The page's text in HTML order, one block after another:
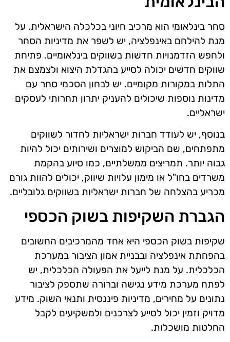
סחר בינלאומי הוא מרכיב חיוני בכלכלה הישראלית. על
מנת להילחם באינפלציה, יש לשפר את מדיניות הסחר
ולחפש הזדמנויות חדשות בשווקים בינלאומיים. פתיחת
שווקים חדשים יכולה לסייע בהגדלת היצוא ולצמצם את
התלות במקורות מקומיים. יש לבחון הסכמי סחר עם
מדינות נוספות שיכולים להעניק יתרון תחרותי לעסקים
ישראליים.
בנוסף, יש לעודד חברות ישראליות לחדור לשווקים
מתפתחים, שם הביקוש למוצרים ושירותים יכול להיות
גבוה יותר. תמריצים ממשלתיים, כמו סיוע בהקמת
משרדים בחו"ל או מימון עלויות שיווק, יכולים להוות גורם
מכריע בהצלחה של חברות ישראליות בשווקים גלובליים.
הגברת השקיפות בשוק הכספי
שקיפות בשוק הכספי היא אחד מהמרכיבים החשובים
בהפחתת אינפלציה ובבניית אמון הציבור במערכת
הכלכלית. על מנת לייעל את הפעולה הכלכלית, יש
לפתח מערכת מידע נגישה וברורה שתספק לציבור
נתונים על מחירים, מדיניות פיננסית ותנאי השוק. מידע
מדויק וזמין יכול לסייע לצרכנים ולמשקיעים לקבל
החלטות מושכלות.